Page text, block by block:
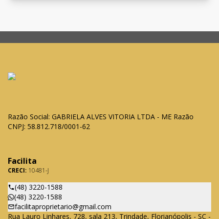
Razão Social: GABRIELA ALVES VITORIA LTDA - ME Razão
CNPJ: 58.812.718/0001-62
Facilita
CRECI: 10481-J
(48) 3220-1588
(48) 3220-1588
facilitaproprietario@gmail.com
Rua Lauro Linhares, 728, sala 213, Trindade, Florianópolis - SC -